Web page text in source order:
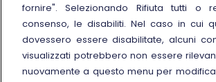
Seguici sui social
fornire". Selezionando Rifiuta tutti o
consenso, le disabiliti. Nel caso in cui
dovessero essere disabilitate, alcuni
visualizzati potrebbero non essere
nuovamente a questo menu per